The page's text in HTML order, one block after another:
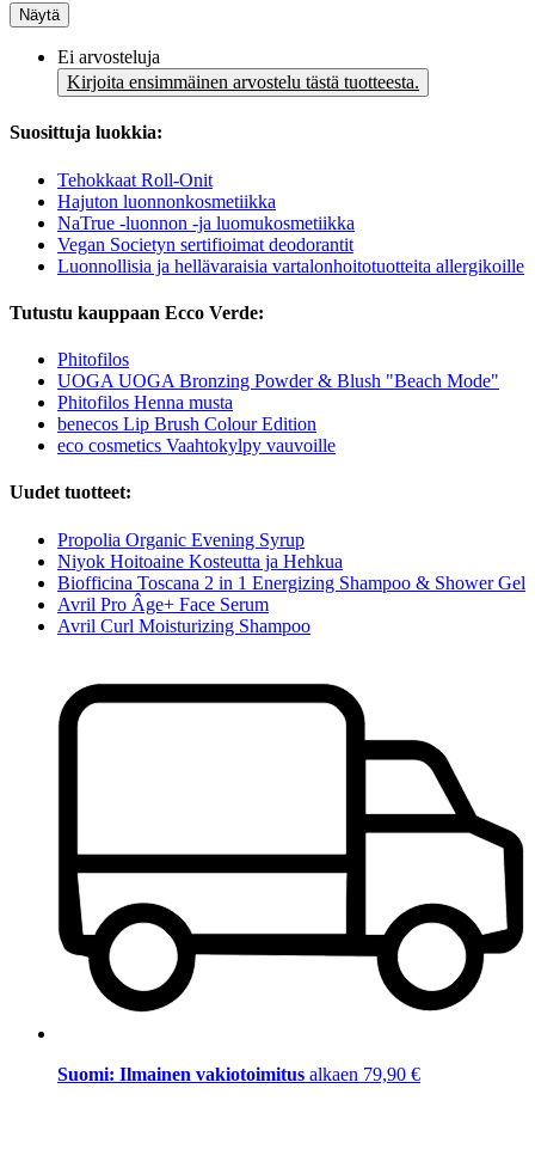
Näytä
Ei arvosteluja
Kirjoita ensimmäinen arvostelu tästä tuotteesta.
Suosittuja luokkia:
Tehokkaat Roll-Onit
Hajuton luonnonkosmetiikka
NaTrue -luonnon -ja luomukosmetiikka
Vegan Societyn sertifioimat deodorantit
Luonnollisia ja hellävaraisia vartalonhoitotuotteita allergikoille
Tutustu kauppaan Ecco Verde:
Phitofilos
UOGA UOGA Bronzing Powder & Blush "Beach Mode"
Phitofilos Henna musta
benecos Lip Brush Colour Edition
eco cosmetics Vaahtokylpy vauvoille
Uudet tuotteet:
Propolia Organic Evening Syrup
Niyok Hoitoaine Kosteutta ja Hehkua
Biofficina Toscana 2 in 1 Energizing Shampoo & Shower Gel
Avril Pro Âge+ Face Serum
Avril Curl Moisturizing Shampoo
Suomi: Ilmainen vakiotoimitus alkaen 79,90 €